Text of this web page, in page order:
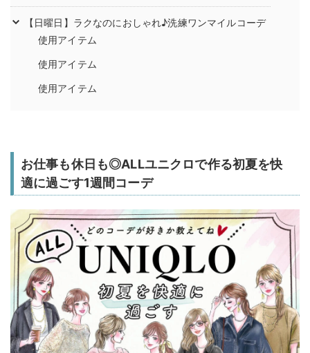
【日曜日】ラクなのにおしゃれ♪洗練ワンマイルコーデ
使用アイテム
使用アイテム
使用アイテム
お仕事も休日も◎ALLユニクロで作る初夏を快
適に過ごす1週間コーデ